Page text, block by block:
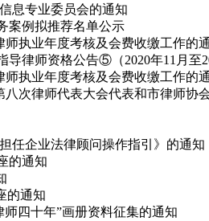
息专业委员会的通知
案例拟推荐名单公示
师执业年度考核及会费收缴工作的
律师资格公告⑤（2020年11月至
师执业年度考核及会费收缴工作的
八次律师代表大会代表和市律师
任企业法律顾问操作指引》的通知
的通知
的通知
四十年”画册资料征集的通知